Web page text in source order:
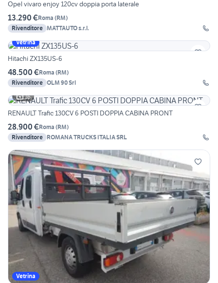
Opel vivaro enjoy 120cv doppia porta laterale
13.290 €Roma (RM)
Rivenditore MATTAUTO s.r.l.
Vetrina
Hitachi ZX135US-6
48.500 €Roma (RM)
Rivenditore OLM 90 Srl
16
RENAULT Trafic 130CV 6 POSTI DOPPIA CABINA PRONT
28.900 €Roma (RM)
Rivenditore ROMANA TRUCKS ITALIA SRL
Vetrina